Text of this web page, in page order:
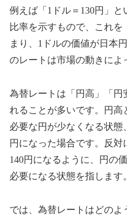
例えば「1ドル＝130円」
比率を示すもので、これ
まり、1ドルの価値が日本
のレートは市場の動きによ
為替レートは「円高」「円
れることが多いです。円高
必要な円が少なくなる状態
円になった場合です。反対
140円になるように、円の
必要になる状態を指します。
では、為替レートはどのよ